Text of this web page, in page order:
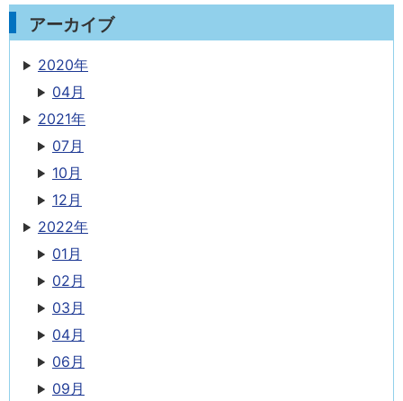
アーカイブ
2020年
04月
2021年
07月
10月
12月
2022年
01月
02月
03月
04月
06月
09月